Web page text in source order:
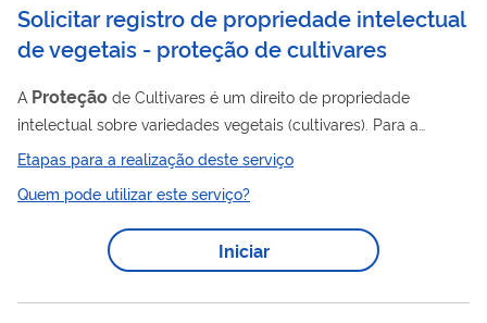
ameaças sejam superadas.
Solicitar registro de propriedade intelectual
de vegetais - proteção de cultivares
A Proteção de Cultivares é um direito de propriedade
intelectual sobre variedades vegetais (cultivares). Para a
proteçãode uma cultivar deve-se depositar um pedido de
proteção
, mediante o preenchimento de formulários definidos
qual tais formulários são acessados e preenchidos e, ainda, é
Etapas para a realização deste serviço
Quem pode utilizar este serviço?
Iniciar